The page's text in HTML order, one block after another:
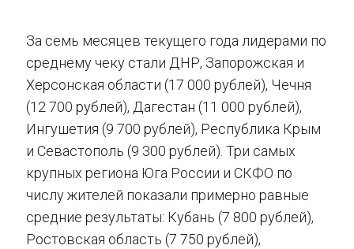
За семь месяцев текущего года лидерами по
среднему чеку стали ДНР, Запорожская и
Херсонская области (17 000 рублей), Чечня
(12 700 рублей), Дагестан (11 000 рублей),
Ингушетия (9 700 рублей), Республика Крым
и Севастополь (9 300 рублей). Три самых
крупных региона Юга России и СКФО по
числу жителей показали примерно равные
средние результаты: Кубань (7 800 рублей),
Ростовская область (7 750 рублей),